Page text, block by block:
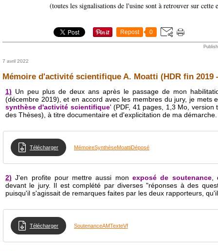
(toutes les signalisations de l'usine sont à retrouver sur cette
Repost 0
7 avril 2022
Mémoire d'activité scientifique A. Moatti (HDR fin 2019
1) Un peu plus de deux ans après le passage de mon
(décembre 2019), et en accord avec les membres du jury, je mets
synthèse d'activité scientifique' (PDF, 41 pages, 1,3 Mo, version
des Thèses), à titre documentaire et d'explicitation de ma démarche.
Télécharger MémoireSynthèseMoattiDéposé
2) J'en profite pour mettre aussi mon exposé de soutenance,
devant le jury. Il est complété par diverses "réponses à des
puisqu'il s'agissait de remarques faites par les deux rapporteurs,
Télécharger SoutenanceAMTexteVf